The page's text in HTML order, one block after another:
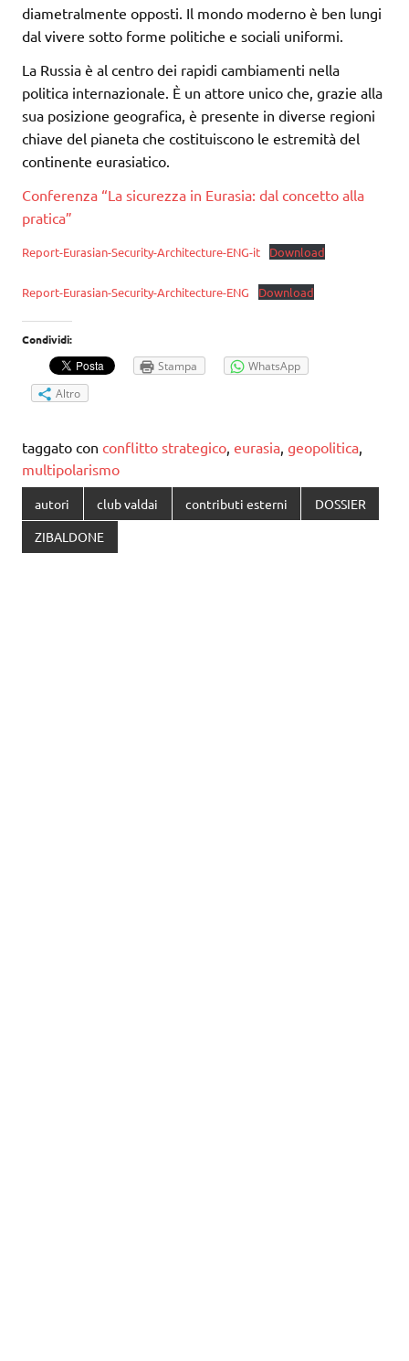
diametralmente opposti. Il mondo moderno è ben lungi
dal vivere sotto forme politiche e sociali uniformi.
La Russia è al centro dei rapidi cambiamenti nella
politica internazionale. È un attore unico che, grazie alla
sua posizione geografica, è presente in diverse regioni
chiave del pianeta che costituiscono le estremità del
continente eurasiatico.
Conferenza “La sicurezza in Eurasia: dal concetto alla
pratica”
Report-Eurasian-Security-Architecture-ENG-it Download
Report-Eurasian-Security-Architecture-ENG Download
Condividi:
Stampa
WhatsApp
Altro
taggato con conflitto strategico, eurasia, geopolitica,
multipolarismo
autori club valdai contributi esterni DOSSIER
ZIBALDONE